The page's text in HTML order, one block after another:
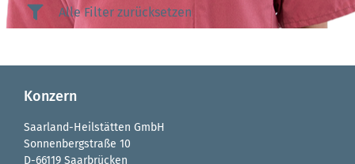
Alle Filter zurücksetzen
Konzern
Saarland-Heilstätten GmbH
Sonnenbergstraße 10
D-66119 Saarbrücken